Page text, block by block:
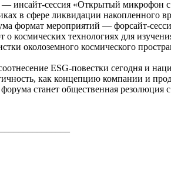
инсайт-сессия «Открытый микрофон
в сфере ликвидации
формат мероприятий — форсайт-
космических технологиях для
околоземного космического
ESG-повестки сегодня и
как концепцию компании и
станет общественная резолюция